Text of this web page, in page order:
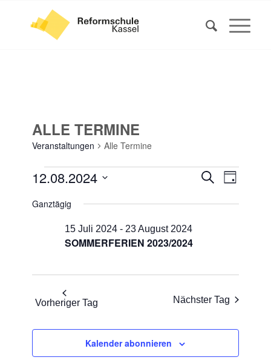
ALLE TERMINE
Veranstaltungen Alle Termine
VERANSTALTUNGEN
12
AUGUST
2024
SucheTag
12.08.2024
wählen.
Ganztägig
SOMMERFERIEN 2023/2024
15 Juli 2024 - 23 August 2024
Vorheriger Tag Nächster Tag
Kalender abonnieren